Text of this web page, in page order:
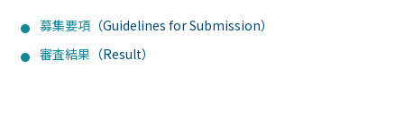
募集要項 （Guidelines for Submission）
審査結果 （Result）